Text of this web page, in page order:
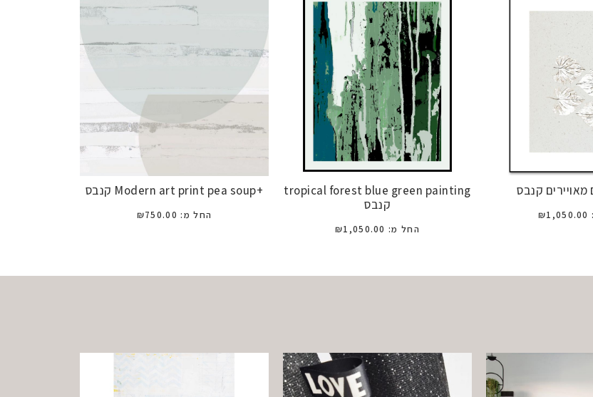
קנבס
₪1,050.00
tropical forest blue green painting
קנבס
החל מ: ₪1,050.00
+Modern art print pea soup קנבס
החל מ: ₪750.00